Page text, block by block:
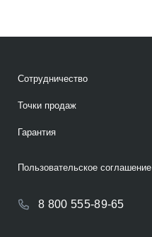
Сотрудничество
Точки продаж
Гарантия
8 800 555-89-65
Пользовательское соглашение